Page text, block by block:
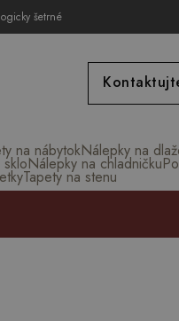
šetrné
na nábytokNálepky na
Nálepky na chladničku
Tapety na stenu